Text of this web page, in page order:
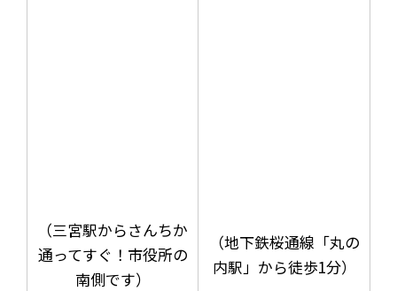
（三宮駅からさんちか
通ってすぐ！市役所の
南側です）
（地下鉄桜通線「丸の
内駅」から徒歩1分）